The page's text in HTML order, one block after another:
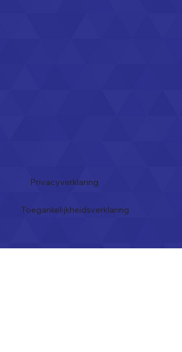
Privacyverklaring
Toegankelijkheidsverklaring